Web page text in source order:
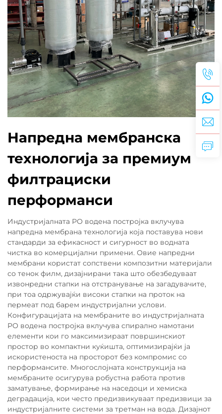
Напредна мембранска
технологија за премиум
филтрациски
перформанси
Индустријалната РО водена постројка вклучува
напредна мембрана технологија која поставува нови
стандарди за ефикасност и сигурност во водната
чистка во комерцијални примени. Овие напредни
мембрани користат сопствени композитни материјали
со тенок филм, дизајнирани така што обезбедуваат
извонредни стапки на отстранување на загадувачите,
при тоа одржувајќи високи стапки на проток на
пермеат под барем индустријални услови.
Конфигурацијата на мембраните во индустријалната
РО водена постројка вклучува спирално намотани
елементи кои го максимизираат површинскиот
простор во компактни куќишта, оптимизирајќи ја
искористеноста на просторот без компромис со
перформансите. Многослојната конструкција на
мембраните осигурува робустна работа против
заматување, формирање на наседоци и хемиска
деградација, кои често предизвикуваат предизвици за
индустријалните системи за третман на вода. Дизајнот